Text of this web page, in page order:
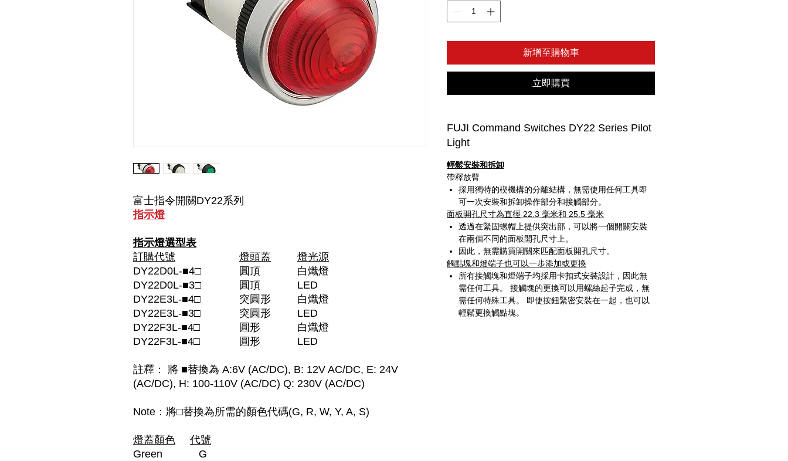
富士指令開關DY22系列
指示燈
指示燈選型表
訂購代號
燈頭蓋
燈光源
DY22D0L-■4□ 圓頂
白熾燈
DY22D0L-■3□
圓頂
LED
DY22E3L-■4□
突圓形
白熾燈
DY22E3L-■3□
突圓形 LED
DY22F3L-■4□
圓形
白熾燈
DY22F3L-■4□
圓形 LED
註釋： 將 ■替換為 A:6V (AC/DC), B: 12V AC/DC, E: 24V
(AC/DC), H: 100-110V (AC/DC) Q: 230V (AC/DC)
Note：將□替換為所需的顏色代碼(G, R, W, Y, A, S)
燈蓋顏色
代號
Green
G
新增至購物車
立即購買
FUJI Command Switches DY22 Series Pilot
Light
輕鬆安裝和拆卸
帶釋放臂
採用獨特的楔機構的分離結構，無需使用任何工具即
可一次安裝和拆卸操作部分和接觸部分。
面板開孔尺寸為直徑 22.3 毫米和 25.5 毫米
透過在緊固螺帽上提供突出部，可以將一個開關安裝
在兩個不同的面板開孔尺寸上。
因此，無需購買開關來匹配面板開孔尺寸。
觸點塊和燈端子也可以一步添加或更換
所有接觸塊和燈端子均採用卡扣式安裝設計，因此無
需任何工具。 接觸塊的更換可以用螺絲起子完成，無
需任何特殊工具。 即使按鈕緊密安裝在一起，也可以
輕鬆更換觸點塊。